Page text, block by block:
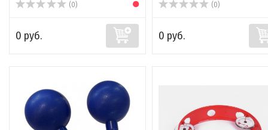
(0)
0 руб.
(0)
0 руб.